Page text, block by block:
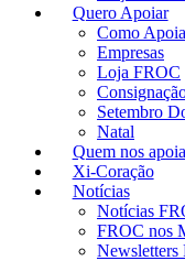
Quero Apoiar
Como
Empresas
Loja FROC
Setembro
Natal
Quem nos apoia
Xi-Coração
Notícias
Notícias
FROC nos
Newsletters